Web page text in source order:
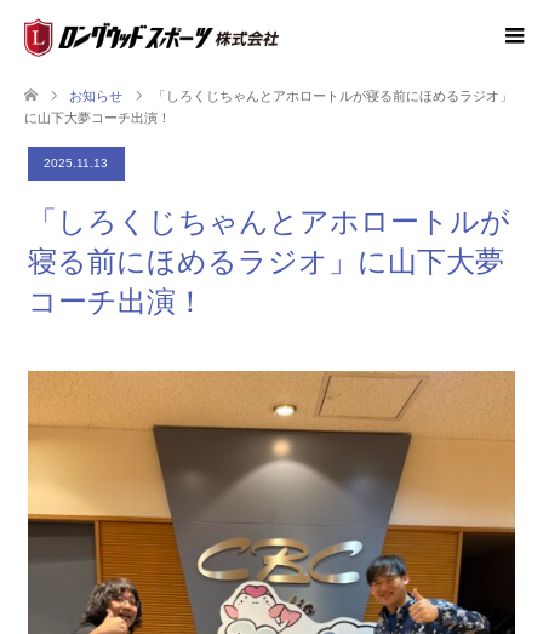
お知らせ
「しろくじちゃんとアホロートルが寝る前にほめるラジオ」
に山下大夢コーチ出演！
2025.11.13
「しろくじちゃんとアホロートルが
寝る前にほめるラジオ」に山下大夢
コーチ出演！